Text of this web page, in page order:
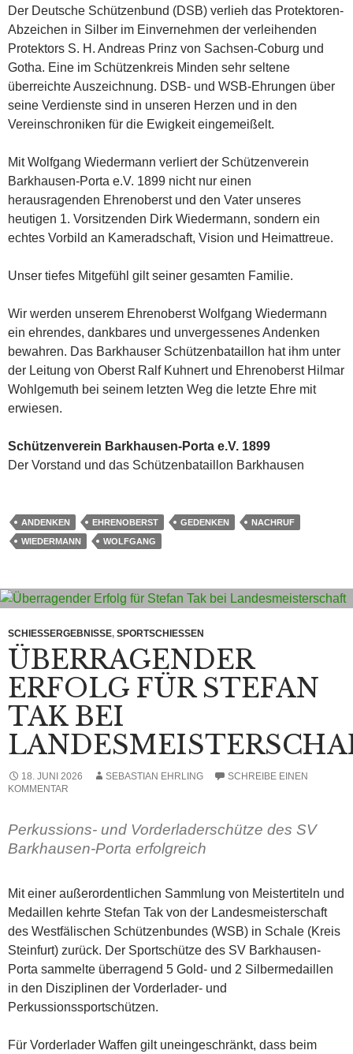
Der Deutsche Schützenbund (DSB) verlieh das Protektoren-
Abzeichen in Silber im Einvernehmen der verleihenden
Protektors S. H. Andreas Prinz von Sachsen-Coburg und
Gotha. Eine im Schützenkreis Minden sehr seltene
überreichte Auszeichnung. DSB- und WSB-Ehrungen über
seine Verdienste sind in unseren Herzen und in den
Vereinschroniken für die Ewigkeit eingemeißelt.
Mit Wolfgang Wiedermann verliert der Schützenverein
Barkhausen-Porta e.V. 1899 nicht nur einen
herausragenden Ehrenoberst und den Vater unseres
heutigen 1. Vorsitzenden Dirk Wiedermann, sondern ein
echtes Vorbild an Kameradschaft, Vision und Heimattreue.
Unser tiefes Mitgefühl gilt seiner gesamten Familie.
Wir werden unserem Ehrenoberst Wolfgang Wiedermann
ein ehrendes, dankbares und unvergessenes Andenken
bewahren. Das Barkhauser Schützenbataillon hat ihm unter
der Leitung von Oberst Ralf Kuhnert und Ehrenoberst Hilmar
Wohlgemuth bei seinem letzten Weg die letzte Ehre mit
erwiesen.
Schützenverein Barkhausen-Porta e.V. 1899
Der Vorstand und das Schützenbataillon Barkhausen
ANDENKEN EHRENOBERST GEDENKEN
NACHRUF
WIEDERMANN
WOLFGANG
SCHIESSERGEBNISSE , SPORTSCHIESSEN
ÜBERRAGENDER
ERFOLG FÜR STEFAN
TAK BEI
18. JUNI 2026 SEBASTIAN EHRLING
SCHREIBE EINEN
KOMMENTAR
Perkussions- und Vorderladerschütze des SV
Barkhausen-Porta erfolgreich
Mit einer außerordentlichen Sammlung von Meistertiteln und
Medaillen kehrte Stefan Tak von der Landesmeisterschaft
des Westfälischen Schützenbundes (WSB) in Schale (Kreis
Steinfurt) zurück. Der Sportschütze des SV Barkhausen-
Porta sammelte überragend 5 Gold- und 2 Silbermedaillen
in den Disziplinen der Vorderlader- und
Perkussionssportschützen.
Für Vorderlader Waffen gilt uneingeschränkt, dass beim